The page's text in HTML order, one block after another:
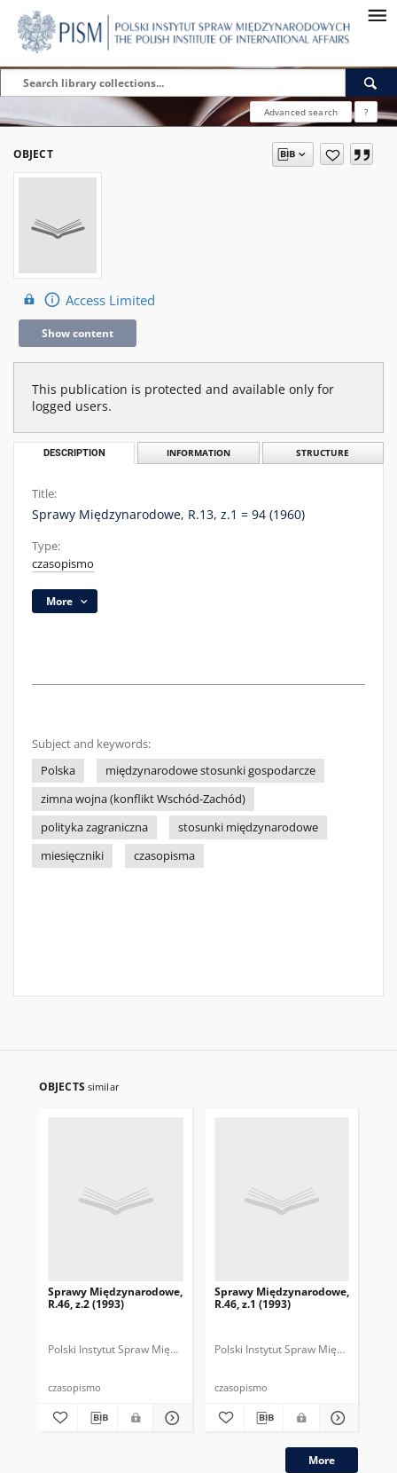
Advanced search ?
OBJECT
Access Limited
Show content
This publication is protected and available only for
logged users.
DESCRIPTION INFORMATION STRUCTURE
Title:
Sprawy Międzynarodowe, R.13, z.1 = 94 (1960)
Type:
czasopismo
More
Subject and keywords:
Polska
międzynarodowe stosunki gospodarcze
zimna wojna (konflikt Wschód-Zachód)
polityka zagraniczna
stosunki międzynarodowe
miesięczniki
czasopisma
OBJECTS similar
Sprawy Międzynarodowe,
R.46, z.2 (1993)
Polski Instytut Spraw Międzynarodowych. Polska Fundacja Spraw
czasopismo
Sprawy Międzynarodowe,
R.46, z.1 (1993)
Polski Instytut Spraw
czasopismo
More